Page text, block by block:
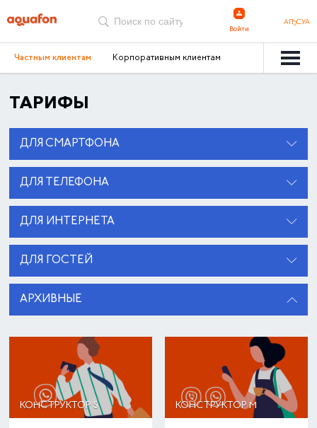
Войти
АҦСУА
Частным клиентам Корпоративным клиентам
ТАРИФЫ
ДЛЯ СМАРТФОНА
ДЛЯ ТЕЛЕФОНА
ДЛЯ ИНТЕРНЕТА
ДЛЯ ГОСТЕЙ
АРХИВНЫЕ
КОНСТРУКТОР S КОНСТРУКТОР M